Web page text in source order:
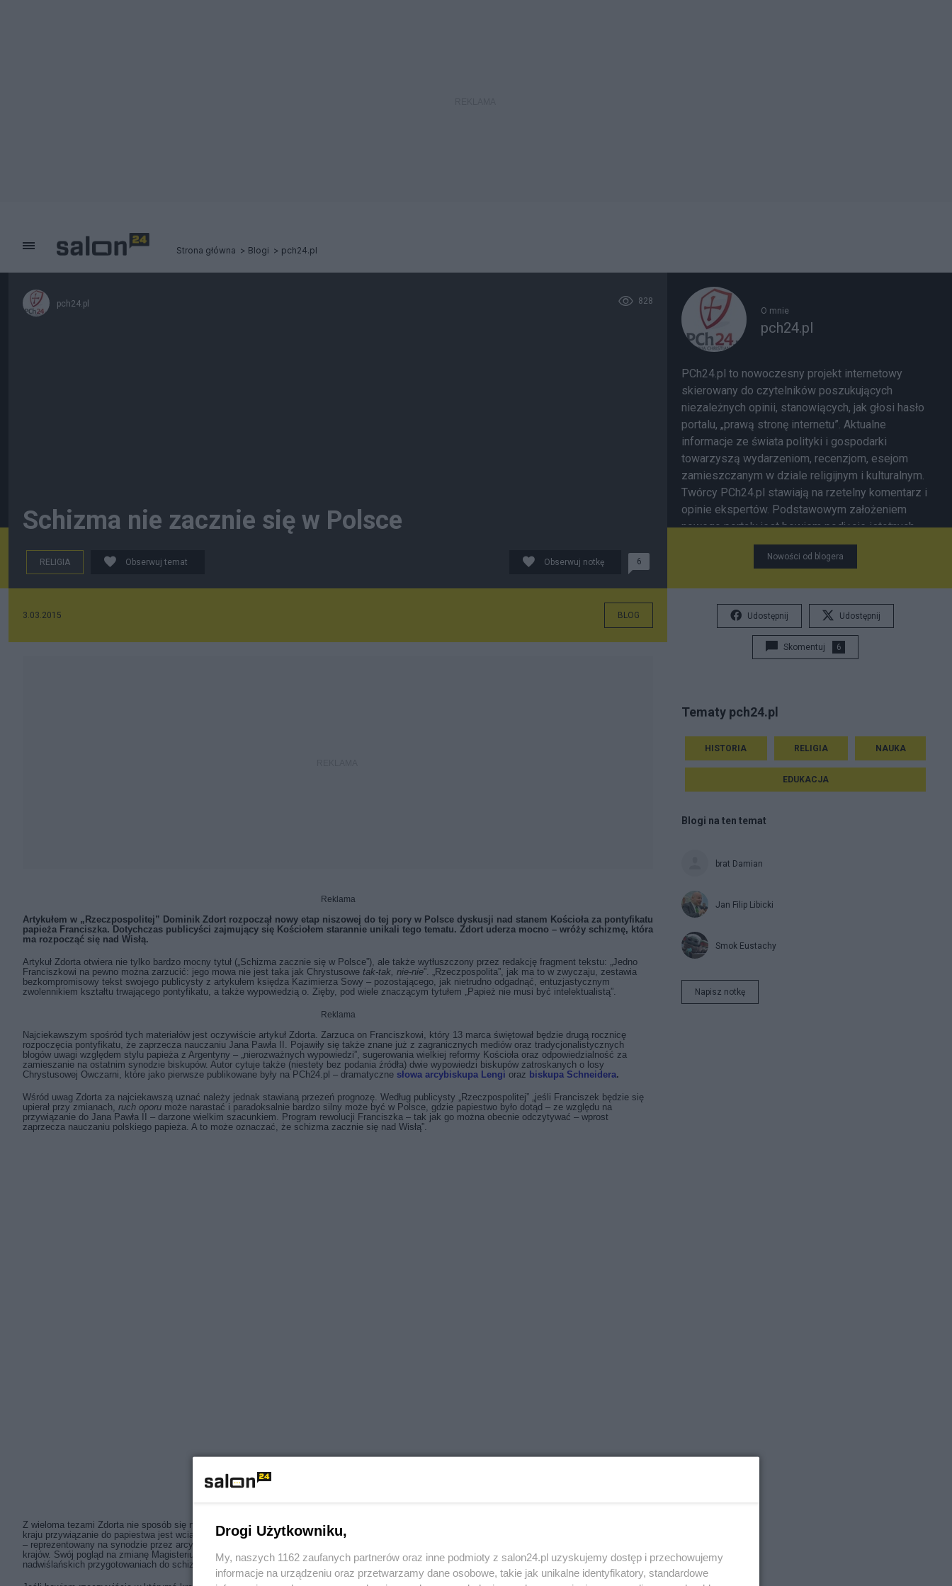
Strona główna Blogi pch24.pl
pch24.pl 828
Schizma nie zacznie się w Polsce
RELIGIA Obserwuj temat Obserwuj notkę 6
3.03.2015 BLOG
Reklama
Artykułem w „Rzeczpospolitej” Dominik Zdort rozpoczął nowy etap niszowej do tej pory w Polsce dyskusji nad stanem Kościoła za pontyfikatu
papieża Franciszka. Dotychczas publicyści zajmujący się Kościołem starannie unikali tego tematu. Zdort uderza mocno – wróży schizmę, która
ma rozpocząć się nad Wisłą.
Artykuł Zdorta otwiera nie tylko bardzo mocny tytuł („Schizma zacznie się w Polsce”), ale także wytłuszczony przez redakcję fragment tekstu: „Jedno
Franciszkowi na pewno można zarzucić: jego mowa nie jest taka jak Chrystusowe tak-tak, nie-nie”. „Rzeczpospolita”, jak ma to w zwyczaju, zestawia
bezkompromisowy tekst swojego publicysty z artykułem księdza Kazimierza Sowy – pozostającego, jak nietrudno odgadnąć, entuzjastycznym
zwolennikiem kształtu trwającego pontyfikatu, a także wypowiedzią o. Zięby, pod wiele znaczącym tytułem „Papież nie musi być intelektualistą”.
Reklama
Najciekawszym spośród tych materiałów jest oczywiście artykuł Zdorta. Zarzuca on Franciszkowi, który 13 marca świętował będzie drugą rocznicę
rozpoczęcia pontyfikatu, że zaprzecza nauczaniu Jana Pawła II. Pojawiły się także znane już z zagranicznych mediów oraz tradycjonalistycznych
blogów uwagi względem stylu papieża z Argentyny – „nierozważnych wypowiedzi”, sugerowania wielkiej reformy Kościoła oraz odpowiedzialność za
zamieszanie na ostatnim synodzie biskupów. Autor cytuje także (niestety bez podania źródła) dwie wypowiedzi biskupów zatroskanych o losy
Chrystusowej Owczarni, które jako pierwsze publikowane były na PCh24.pl – dramatyczne słowa arcybiskupa Lengi oraz biskupa Schneidera.
Wśród uwag Zdorta za najciekawszą uznać należy jednak stawianą przezeń prognozę. Według publicysty „Rzeczpospolitej” „jeśli Franciszek będzie się
upierał przy zmianach, ruch oporu może narastać i paradoksalnie bardzo silny może być w Polsce, gdzie papiestwo było dotąd – ze względu na
przywiązanie do Jana Pawła II – darzone wielkim szacunkiem. Program rewolucji Franciszka – tak jak go można obecnie odczytywać – wprost
zaprzecza nauczaniu polskiego papieża. A to może oznaczać, że schizma zacznie się nad Wisłą”.
Z wieloma tezami Zdorta nie sposób się nie zgodzić, ale teza o schizmie rozpoczętej w Polsce wydaje się dosyć karkołomna. Prawdą jest, że w naszym
kraju przywiązanie do papiestwa jest wciąż ogromne. To szlachetna postawa, za którą niewątpliwie należy dziękować Duchowi Świętemu. Polski Kościół
– reprezentowany na synodzie przez arcybiskupa Gądeckiego – potrafił również ostro zaprotestować przeciw heretyckim pomysłom biskupów z innych
krajów. Swój pogląd na zmianę Magisterium przedstawił również w stanowczych słowach arcybiskup Henryk Hoser. Nie świadczy to jednak o
nadwiślańskich przygotowaniach do schizmy – wręcz przeciwnie, to oznaka przywiązania polskich kapłanów do Rzymu i jego odwiecznej nauki.
O mnie
pch24.pl
PCh24.pl to nowoczesny projekt internetowy
skierowany do czytelników poszukujących
niezależnych opinii, stanowiących, jak głosi hasło
portalu, „prawą stronę internetu”. Aktualne
informacje ze świata polityki i gospodarki
towarzyszą wydarzeniom, recenzjom, esejom
zamieszczanym w dziale religijnym i kulturalnym.
Twórcy PCh24.pl stawiają na rzetelny komentarz i
opinie ekspertów. Podstawowym założeniem
nowego portalu jest bowiem podjęcie istotnych
tematów, które w mediach tzw. głównego nurtu są
często nieobecne bądź ukazywane w fałszywym
Nowości od blogera
Udostępnij Udostępnij
Skomentuj 6
Tematy pch24.pl
HISTORIA RELIGIA NAUKA
EDUKACJA
Blogi na ten temat
brat Damian
Jan Filip Libicki
Smok Eustachy
Napisz notkę
Drogi Użytkowniku,
My, naszych 1162 zaufanych partnerów oraz inne podmioty z salon24.pl uzyskujemy dostęp i przechowujemy
informacje na urządzeniu oraz przetwarzamy dane osobowe, takie jak unikalne identyfikatory, standardowe